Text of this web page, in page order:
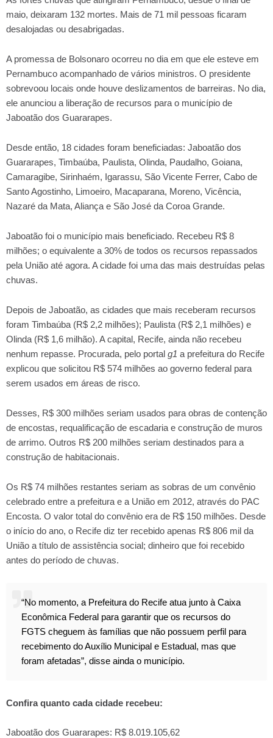
maio, deixaram 132 mortes. Mais de 71 mil pessoas ficaram
desalojadas ou desabrigadas.
A promessa de Bolsonaro ocorreu no dia em que ele esteve em
Pernambuco acompanhado de vários ministros. O presidente
sobrevoou locais onde houve deslizamentos de barreiras. No dia,
ele anunciou a liberação de recursos para o município de
Jaboatão dos Guararapes.
Desde então, 18 cidades foram beneficiadas: Jaboatão dos
Guararapes, Timbaúba, Paulista, Olinda, Paudalho, Goiana,
Camaragibe, Sirinhaém, Igarassu, São Vicente Ferrer, Cabo de
Santo Agostinho, Limoeiro, Macaparana, Moreno, Vicência,
Nazaré da Mata, Aliança e São José da Coroa Grande.
Jaboatão foi o município mais beneficiado. Recebeu R$ 8
milhões; o equivalente a 30% de todos os recursos repassados
pela União até agora. A cidade foi uma das mais destruídas pelas
chuvas.
Depois de Jaboatão, as cidades que mais receberam recursos
foram Timbaúba (R$ 2,2 milhões); Paulista (R$ 2,1 milhões) e
Olinda (R$ 1,6 milhão). A capital, Recife, ainda não recebeu
nenhum repasse. Procurada, pelo portal g1 a prefeitura do Recife
explicou que solicitou R$ 574 milhões ao governo federal para
serem usados em áreas de risco.
Desses, R$ 300 milhões seriam usados para obras de contenção
de encostas, requalificação de escadaria e construção de muros
de arrimo. Outros R$ 200 milhões seriam destinados para a
construção de habitacionais.
Os R$ 74 milhões restantes seriam as sobras de um convênio
celebrado entre a prefeitura e a União em 2012, através do PAC
Encosta. O valor total do convênio era de R$ 150 milhões. Desde
o início do ano, o Recife diz ter recebido apenas R$ 806 mil da
União a título de assistência social; dinheiro que foi recebido
antes do período de chuvas.
“No momento, a Prefeitura do Recife atua junto à Caixa
Econômica Federal para garantir que os recursos do
FGTS cheguem às famílias que não possuem perfil para
recebimento do Auxílio Municipal e Estadual, mas que
foram afetadas”, disse ainda o município.
Confira quanto cada cidade recebeu:
Jaboatão dos Guararapes: R$ 8.019.105,62